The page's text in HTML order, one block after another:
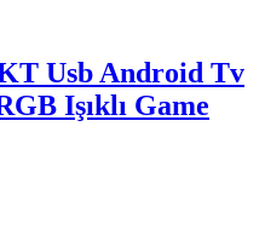
Usb Android Tv
Işıklı Game